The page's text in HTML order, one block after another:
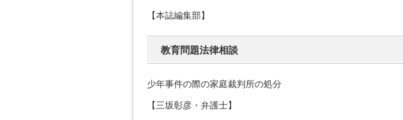
【本誌編集部】
教育問題法律相談
少年事件の際の家庭裁判所の処分
【三坂彰彦・弁護士】